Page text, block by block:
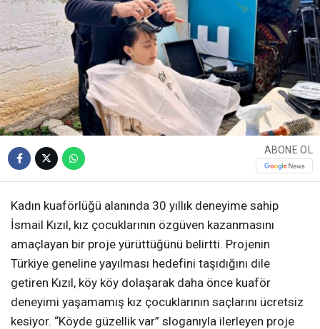
ABONE OL
Kadın kuaförlüğü alanında 30 yıllık deneyime sahip
İsmail Kızıl, kız çocuklarının özgüven kazanmasını
amaçlayan bir proje yürüttüğünü belirtti. Projenin
Türkiye geneline yayılması hedefini taşıdığını dile
getiren Kızıl, köy köy dolaşarak daha önce kuaför
deneyimi yaşamamış kız çocuklarının saçlarını ücretsiz
kesiyor. “Köyde güzellik var” sloganıyla ilerleyen proje